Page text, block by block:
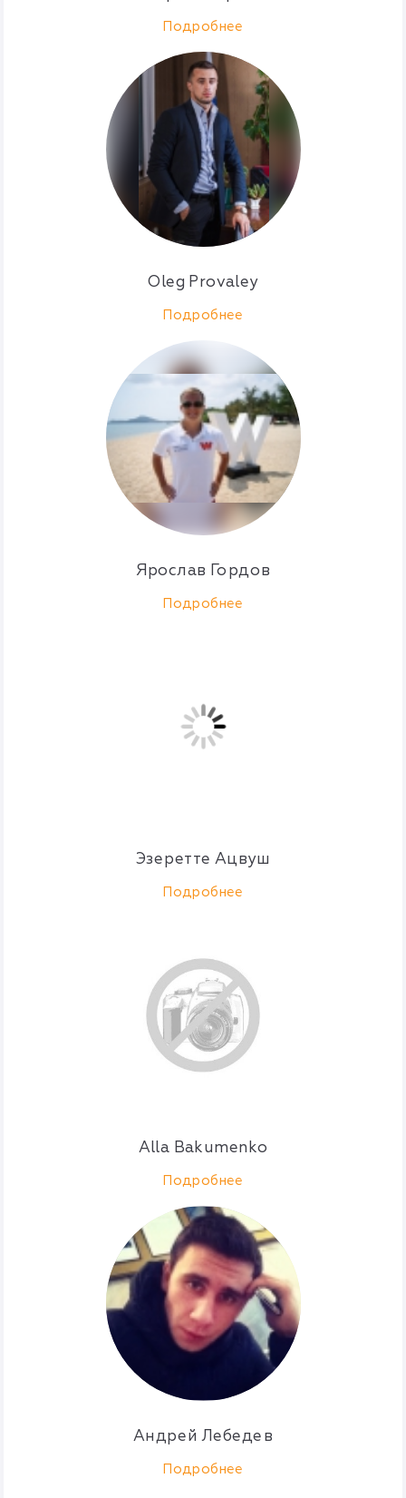
Подробнее
Oleg Provaley
Подробнее
Ярослав Гордов
Подробнее
Эзеретте Ацвуш
Подробнее
Alla Bakumenko
Подробнее
Андрей Лебедев
Подробнее